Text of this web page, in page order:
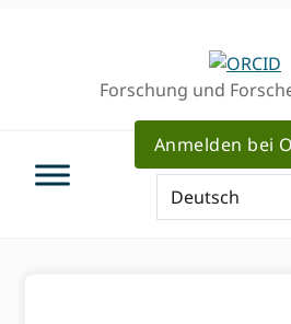
Forschung und
Anmelden bei